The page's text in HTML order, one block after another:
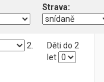
2.
Děti do 2
let